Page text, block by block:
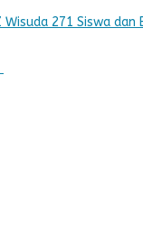
Wisuda 271 Siswa